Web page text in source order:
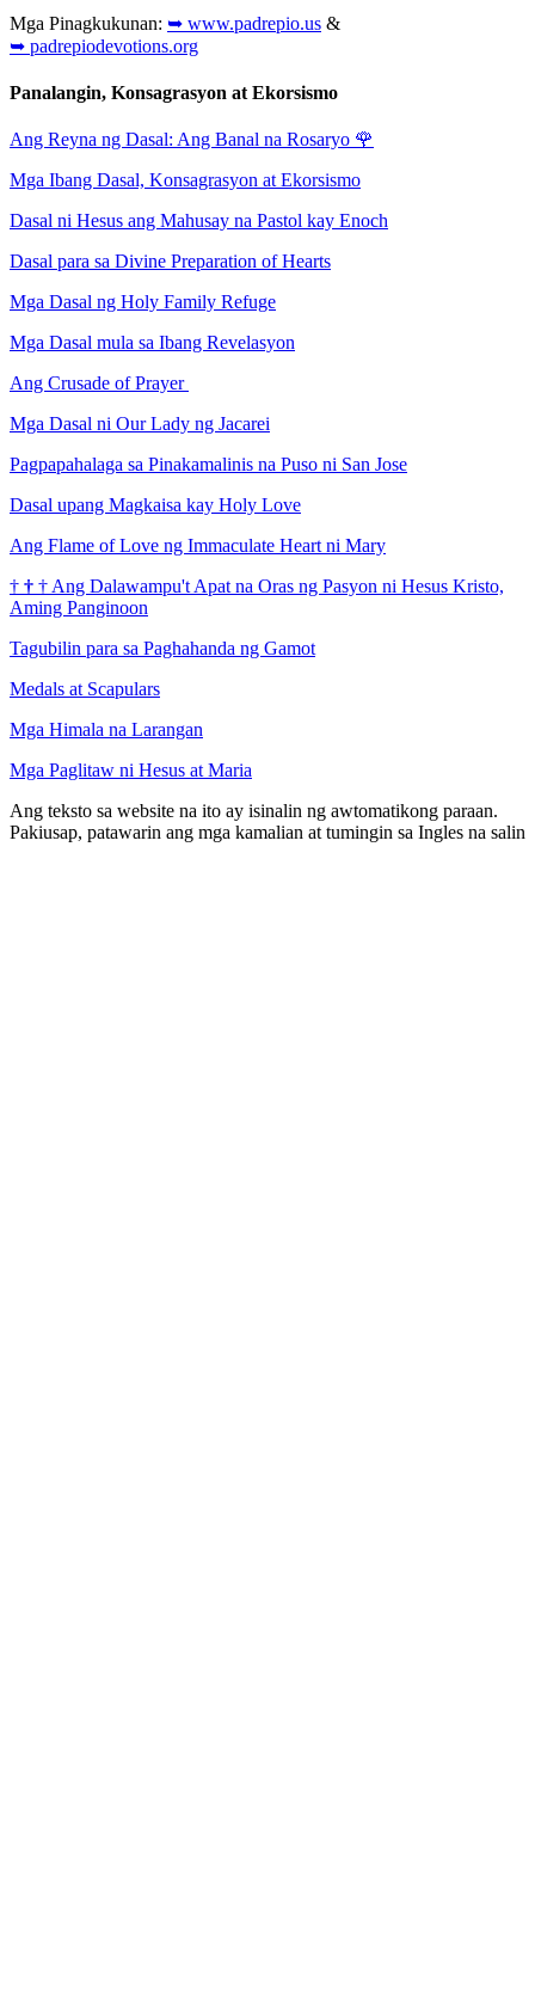
Mga Pinagkukunan: ➥ www.padrepio.us &
➥ padrepiodevotions.org
Panalangin, Konsagrasyon at Ekorsismo
Ang Reyna ng Dasal: Ang Banal na Rosaryo 🌹
Mga Ibang Dasal, Konsagrasyon at Ekorsismo
Dasal ni Hesus ang Mahusay na Pastol kay Enoch
Dasal para sa Divine Preparation of Hearts
Mga Dasal ng Holy Family Refuge
Mga Dasal mula sa Ibang Revelasyon
Ang Crusade of Prayer
Mga Dasal ni Our Lady ng Jacarei
Pagpapahalaga sa Pinakamalinis na Puso ni San Jose
Dasal upang Magkaisa kay Holy Love
Ang Flame of Love ng Immaculate Heart ni Mary
† † †Ang Dalawampu't Apat na Oras ng Pasyon ni Hesus Kristo,
Aming Panginoon
Tagubilin para sa Paghahanda ng Gamot
Medals at Scapulars
Mga Himala na Larangan
Mga Paglitaw ni Hesus at Maria
Ang teksto sa website na ito ay isinalin ng awtomatikong paraan.
Pakiusap, patawarin ang mga kamalian at tumingin sa Ingles na salin